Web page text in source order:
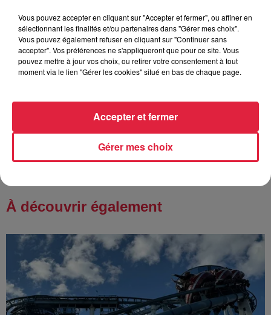
Vélos d'occasion en Alsace : les
meilleures adresses pour rouler à...
Bischheim : disparition d’une
adolescente de 16 ans
À découvrir également
Vous pouvez accepter en cliquant sur "Accepter et fermer", ou affiner en
sélectionnant les finalités et/ou partenaires dans "Gérer mes choix".
Vous pouvez également refuser en cliquant sur "Continuer sans
accepter". Vos préférences ne s'appliqueront que pour ce site. Vous
pouvez mettre à jour vos choix, ou retirer votre consentement à tout
moment via le lien "Gérer les cookies" situé en bas de chaque page.
Gérer mes choix
Accepter et fermer